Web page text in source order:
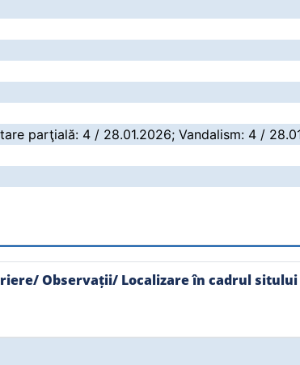
parţială: 4 / 28.01.2026; Vandalism: 4 /
Observații/ Localizare în cadrul sitului